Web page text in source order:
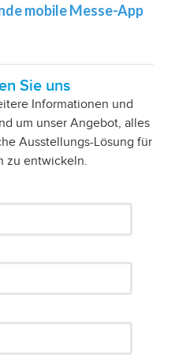
mobile Messe-App
Sie uns
Informationen und
um unser Angebot, alles
Ausstellungs-Lösung für
zu entwickeln.